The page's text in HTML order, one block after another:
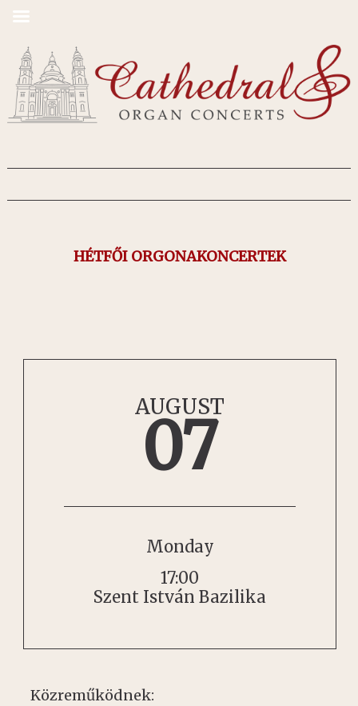
AUGUST
07
Monday
HÉTFŐI ORGONAKONCERTEK
17:00
Szent István Bazilika
Közreműködnek: